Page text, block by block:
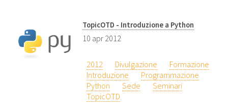
TopicOTD - Introduzione a Python
10 apr 2012
2012 Divulgazione
Formazione
Introduzione
Programmazione
Python
Sede
Seminari
TopicOTD